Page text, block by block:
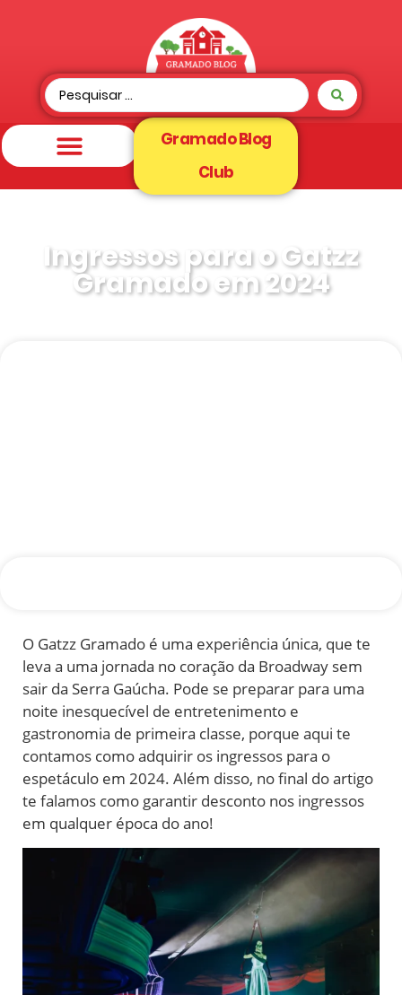
Gramado Blog
Club
Ingressos para o Gatzz
Gramado em 2024
O Gatzz Gramado é uma experiência única, que te
leva a uma jornada no coração da Broadway sem
sair da Serra Gaúcha. Pode se preparar para uma
noite inesquecível de entretenimento e
gastronomia de primeira classe, porque aqui te
contamos como adquirir os ingressos para o
espetáculo em 2024. Além disso, no final do artigo
te falamos como garantir desconto nos ingressos
em qualquer época do ano!